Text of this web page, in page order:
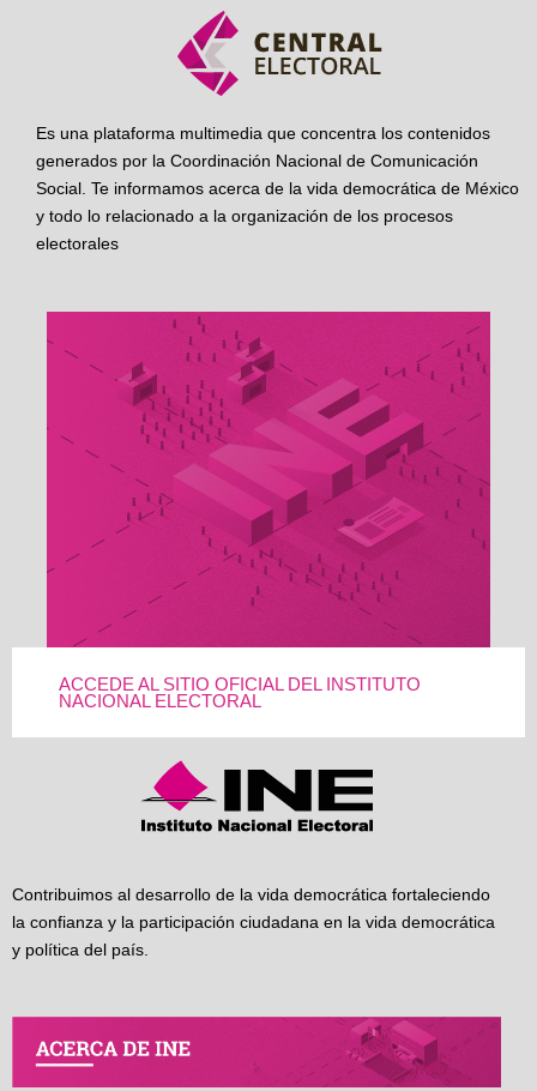
Es una plataforma multimedia que concentra los contenidos
generados por la Coordinación Nacional de Comunicación
Social. Te informamos acerca de la vida democrática de México
y todo lo relacionado a la organización de los procesos
electorales
ACCEDE AL SITIO OFICIAL DEL INSTITUTO
NACIONAL ELECTORAL
Contribuimos al desarrollo de la vida democrática fortaleciendo
la confianza y la participación ciudadana en la vida democrática
y política del país.